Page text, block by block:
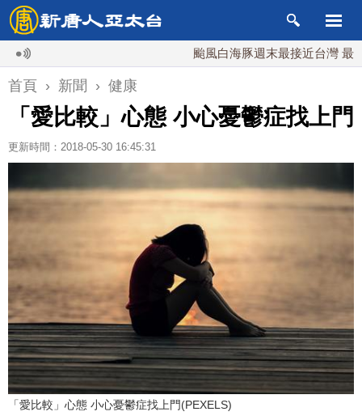
颱風白海豚週末最接近台灣 最快9日
首頁 › 新聞 › 健康
「愛比較」心態 小心憂鬱症找上門
更新時間：2018-05-30 16:45:31
「愛比較」心態 小心憂鬱症找上門(PEXELS)